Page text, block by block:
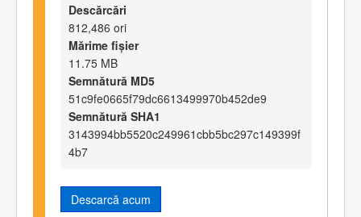
Descărcări
812,486 ori
Mărime fișier
11.75 MB
Semnătură MD5
51c9fe0665f79dc6613499970b452de9
Semnătură SHA1
3143994bb5520c249961cbb5bc297c149399f
4b7
Descarcă acum